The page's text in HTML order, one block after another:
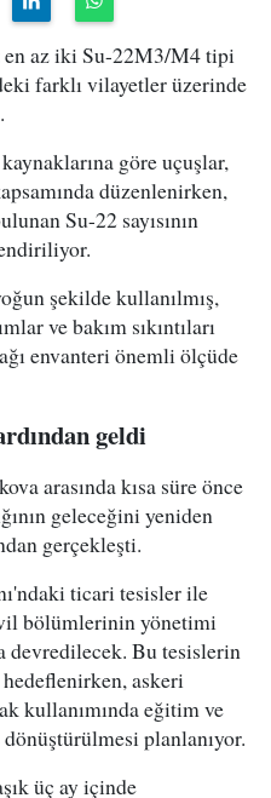
az iki Su-22M3/M4 tipi
farklı vilayetler üzerinde
göre uçuşlar,
düzenlenirken,
Su-22 sayısının
şekilde kullanılmış,
ve bakım sıkıntıları
envanteri önemli ölçüde
geldi
arasında kısa süre önce
geleceğini yeniden
gerçekleşti.
ticari tesisler ile
bölümlerinin yönetimi
devredilecek. Bu tesislerin
askeri
kullanımında eğitim ve
planlanıyor.
üç ay içinde